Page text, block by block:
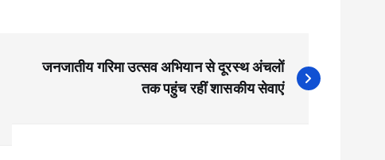
जनजातीय गरिमा उत्सव अभियान से दूरस्थ अंचलों
तक पहुंच रहीं शासकीय सेवाएं